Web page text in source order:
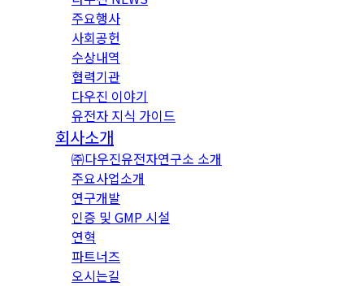
주요행사
사회공헌
수상내역
협력기관
다우진 이야기
유전자 지식 가이드
회사소개
㈜다우진유전자연구소 소개
주요사업소개
연구개발
인증 및 GMP 시설
연혁
파트너즈
오시는길